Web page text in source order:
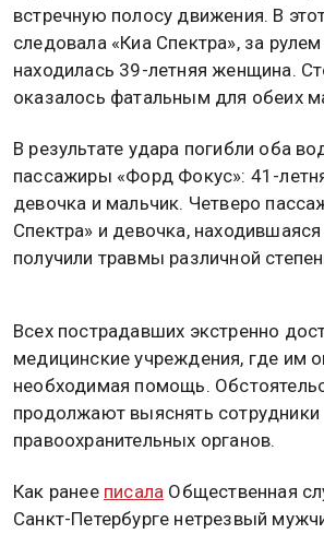
встречную полосу движения. В
следовала «Киа Спектра», за
находилась 39-летняя женщина.
оказалось фатальным для обеих
В результате удара погибли оба
пассажиры «Форд Фокус»: 41-
девочка и мальчик. Четверо
Спектра» и девочка,
получили травмы различной
Всех пострадавших экстренно
медицинские учреждения, где им
необходимая помощь.
продолжают выяснять сотрудники
правоохранительных органов.
Как ранее писала Общественная
Санкт-Петербурге нетрезвый